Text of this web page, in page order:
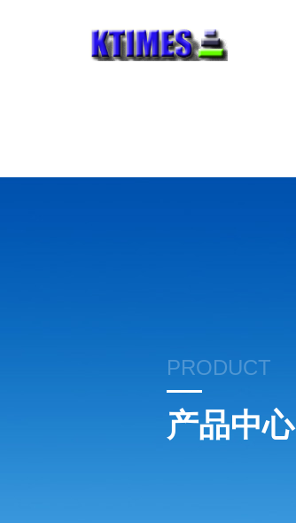
PRODUCT
产品中心